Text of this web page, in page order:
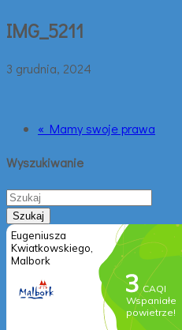
IMG_5211
3 grudnia, 2024
« Mamy swoje prawa
Wyszukiwanie